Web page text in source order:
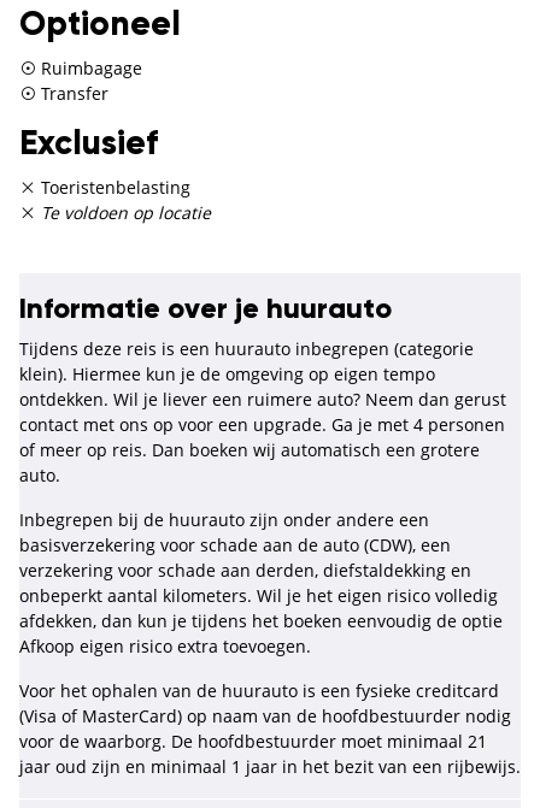
Optioneel
Ruimbagage
Transfer
Exclusief
Toeristenbelasting
Te voldoen op locatie
Informatie over je huurauto
Tijdens deze reis is een huurauto inbegrepen (categorie
klein). Hiermee kun je de omgeving op eigen tempo
ontdekken. Wil je liever een ruimere auto? Neem dan gerust
contact met ons op voor een upgrade. Ga je met 4 personen
of meer op reis. Dan boeken wij automatisch een grotere
auto.
Inbegrepen bij de huurauto zijn onder andere een
basisverzekering voor schade aan de auto (CDW), een
verzekering voor schade aan derden, diefstaldekking en
onbeperkt aantal kilometers. Wil je het eigen risico volledig
afdekken, dan kun je tijdens het boeken eenvoudig de optie
Afkoop eigen risico extra toevoegen.
Voor het ophalen van de huurauto is een fysieke creditcard
(Visa of MasterCard) op naam van de hoofdbestuurder nodig
voor de waarborg. De hoofdbestuurder moet minimaal 21
jaar oud zijn en minimaal 1 jaar in het bezit van een rijbewijs.